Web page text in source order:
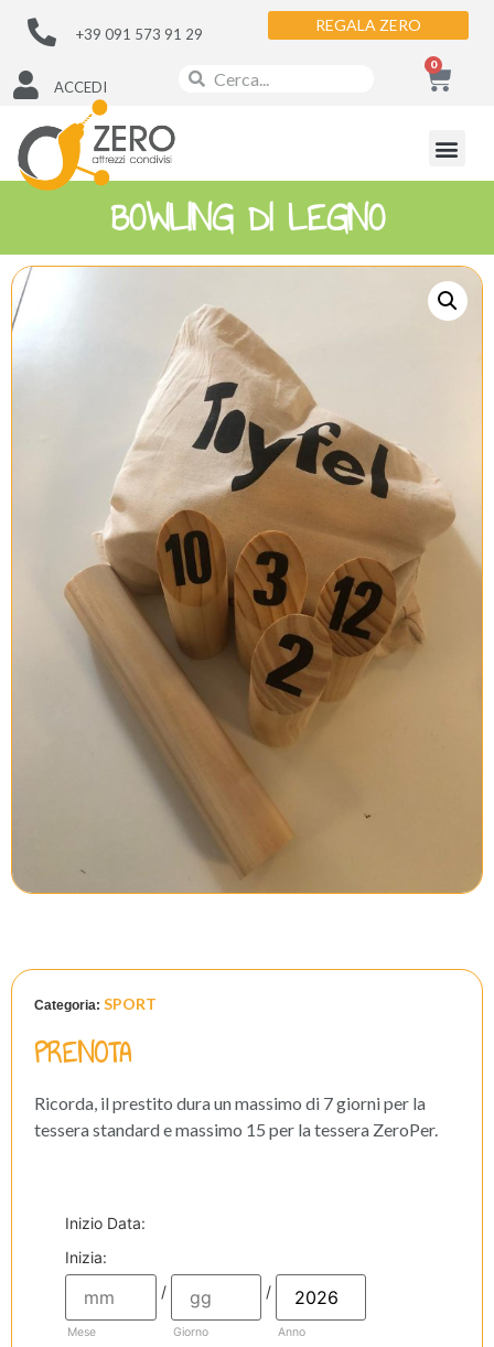
+39 091 573 91 29 REGALA ZERO
ACCEDI
0
BOWLING DI LEGNO
Categoria: SPORT
PRENOTA
Ricorda, il prestito dura un massimo di 7 giorni per la
tessera standard e massimo 15 per la tessera ZeroPer.
Inizio Data:
Inizia:
Mese
/
Giorno
/
Anno